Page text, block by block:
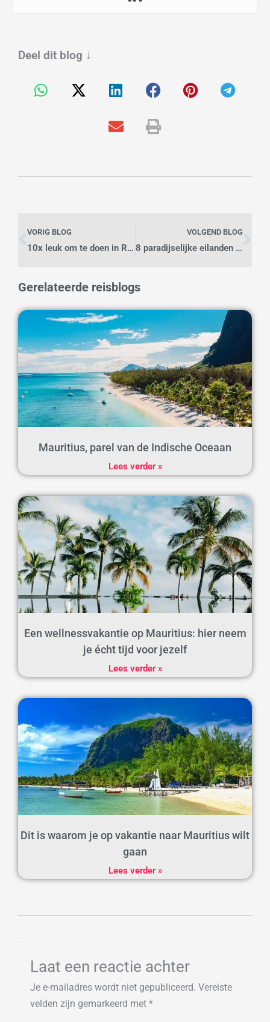
Deel dit blog ↓
VORIG BLOG
10x leuk om te doen in Rome
VOLGEND BLOG
8 paradijselijke eilanden in Thailand om niet te missen
Gerelateerde reisblogs
Mauritius, parel van de Indische Oceaan
Lees verder »
Een wellnessvakantie op Mauritius: hier neem
je écht tijd voor jezelf
Lees verder »
Dit is waarom je op vakantie naar Mauritius wilt
gaan
Lees verder »
Laat een reactie achter
Je e-mailadres wordt niet gepubliceerd. Vereiste
velden zijn gemarkeerd met *